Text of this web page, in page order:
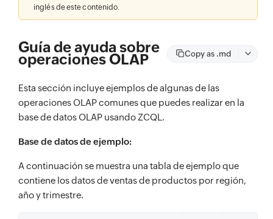
inglés de este contenido.
Guía de ayuda sobre
operaciones OLAP Copy as .md
Esta sección incluye ejemplos de algunas de las
operaciones OLAP comunes que puedes realizar en la
base de datos OLAP usando ZCQL.
Base de datos de ejemplo:
A continuación se muestra una tabla de ejemplo que
contiene los datos de ventas de productos por región,
año y trimestre.